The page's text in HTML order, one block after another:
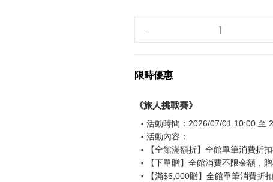
限時優惠
《旅人挑戰賽》
活動時間：2026/07/01 10:00 至
活動內容：
【全館滿額折】全館單筆消費折
【下單贈】全館消費不限金額，
【滿$6,000贈】全館單筆消費折